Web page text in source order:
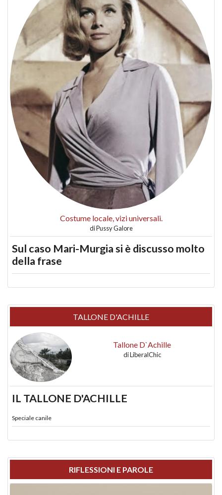
Costume locale, vizi universali.
diPussy Galore
Sul caso Mari-Murgia si è discusso molto
della frase
TALLONE D'ACHILLE
Tallone D`Achille
diLiberalChic
IL TALLONE D'ACHILLE
Speciale canile
RIFLESSIONI E PAROLE